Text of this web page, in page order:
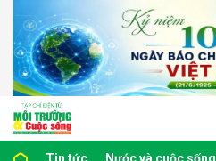
Tin tức Nước và cuộc sống